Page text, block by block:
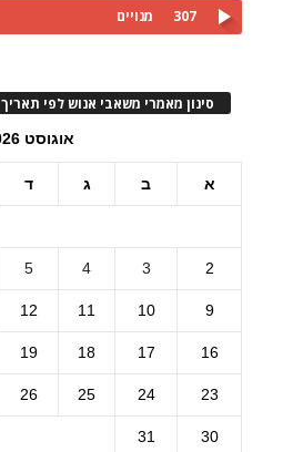
307 מנויים
סינון מאמרי משאבי אנוש לפי תאריך
אוגוסט 2026
א ב ג ד
2
3
4
5
9
10
11
12
16
17
18
19
23
24
25
26
30
31